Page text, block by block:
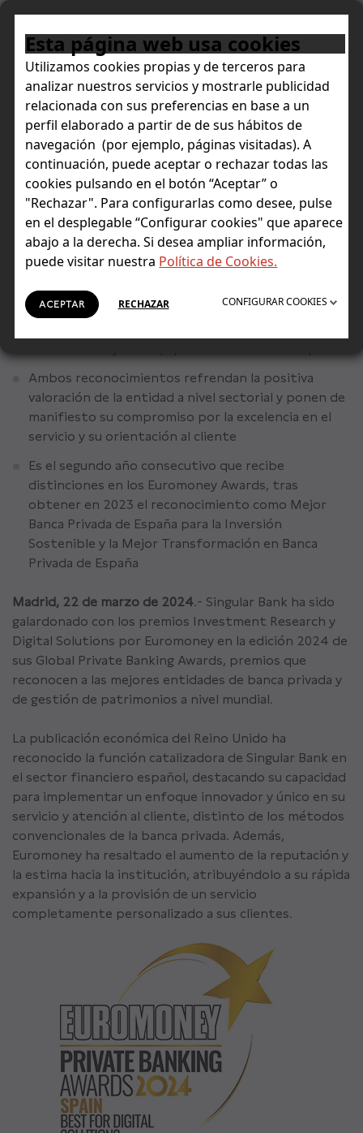
Esta página web usa cookies
Utilizamos cookies propias y de terceros para
analizar nuestros servicios y mostrarle publicidad
relacionada con sus preferencias en base a un
perfil elaborado a partir de de sus hábitos de
navegación (por ejemplo, páginas visitadas). A
continuación, puede aceptar o rechazar todas las
cookies pulsando en el botón “Aceptar” o
"Rechazar". Para configurarlas como desee, pulse
en el desplegable “Configurar cookies" que aparece
abajo a la derecha. Si desea ampliar información,
puede visitar nuestra Política de Cookies.
ACEPTAR RECHAZAR CONFIGURAR COOKIES
NOTICIAS
Global Private Banking Awards 2024
Euromoney reconoce las
capacidades digitales y el
servicio de estudios de Singular
Bank como los mejores en banca
privada en España
La entidad ha sido doblemente galardonada por
Ambos reconocimientos refrendan la positiva
valoración de la entidad a nivel sectorial y ponen de
manifiesto su compromiso por la excelencia en el
servicio y su orientación al cliente
Es el segundo año consecutivo que recibe
distinciones en los Euromoney Awards, tras
obtener en 2023 el reconocimiento como Mejor
Banca Privada de España para la Inversión
Sostenible y la Mejor Transformación en Banca
Privada de España
Madrid, 22 de marzo de 2024.- Singular Bank ha sido
galardonado con los premios Investment Research y
Digital Solutions por Euromoney en la edición 2024 de
sus Global Private Banking Awards, premios que
reconocen a las mejores entidades de banca privada y
de gestión de patrimonios a nivel mundial.
La publicación económica del Reino Unido ha
reconocido la función catalizadora de Singular Bank en
el sector financiero español, destacando su capacidad
para implementar un enfoque innovador y único en su
servicio y atención al cliente, distinto de los métodos
convencionales de la banca privada. Además,
Euromoney ha resaltado el aumento de la reputación y
la estima hacia la institución, atribuyéndolo a su rápida
expansión y a la provisión de un servicio
completamente personalizado a sus clientes.